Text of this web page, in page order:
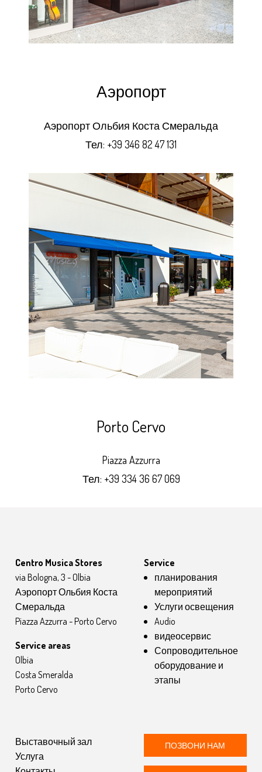
Аэропорт
Аэропорт Ольбия Коста Смеральда
Тел: +39 346 82 47 131
Porto Cervo
Piazza Azzurra
Тел: +39 334 36 67 069
Centro Musica Stores
via Bologna, 3 - Olbia
Аэропорт Ольбия Коста
Смеральда
Piazza Azzurra - Porto Cervo
Service areas
Olbia
Costa Smeralda
Porto Cervo
Service
планирования
мероприятий
Услуги освещения
Audio
видеосервис
Сопроводительное
оборудование и
этапы
Выставочный зал
Услуга
ПОЗВОНИ НАМ